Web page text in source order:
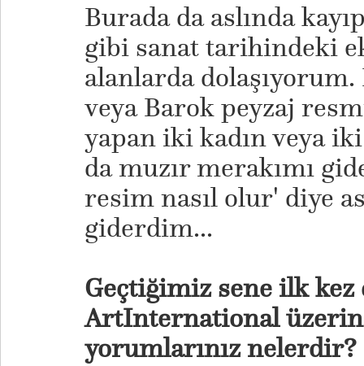
Burada da aslında
gibi sanat tarihindeki
alanlarda
veya Barok peyzaj
yapan iki kadın veya
da muzır merakımı
resim nasıl olur' diye
giderdim...
Geçtiğimiz sene ilk kez
ArtInternational
yorumlarınız nelerdir?